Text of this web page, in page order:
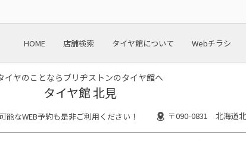
HOME 店舗検索 タイヤ館について Webチラシ
イヤのことならブリヂストンのタイヤ館へ
タイヤ館 北見
なWEB予約も是非ご利用ください！ 〒090-0831 北海道